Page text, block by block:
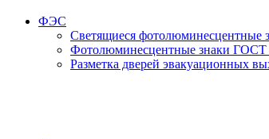
ФЭС
Светящиеся фотолюминесцентные
Фотолюминесцентные знаки ГОСТ
Разметка дверей эвакуационных